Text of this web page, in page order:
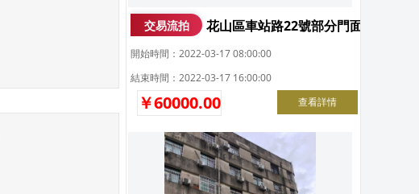
交易流拍 花山區車站路22號部分門面招租
開始時間：2022-03-17 08:00:00
結束時間：2022-03-17 16:00:00
￥60000.00 查看詳情